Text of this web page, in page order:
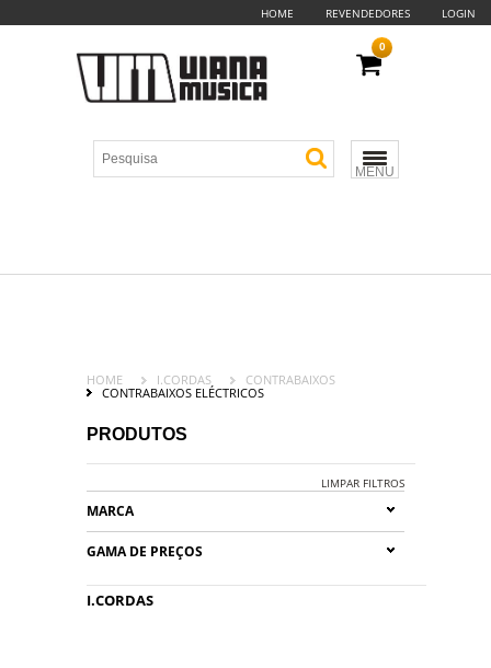
HOME REVENDEDORES LOGIN
MENU
0
HOME I.CORDAS
CONTRABAIXOS
CONTRABAIXOS ELÉCTRICOS
PRODUTOS
LIMPAR FILTROS
MARCA
GAMA DE PREÇOS
I.CORDAS